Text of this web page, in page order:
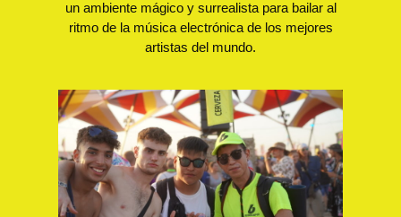
un ambiente mágico y surrealista para bailar al
ritmo de la música electrónica de los mejores
artistas del mundo.